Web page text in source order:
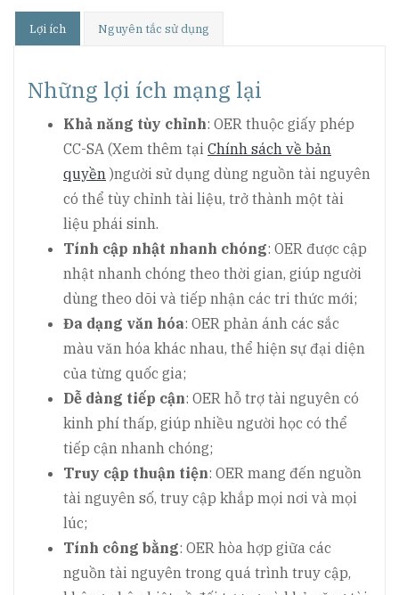
Lợi ích Nguyên tắc sử dụng
Những lợi ích mạng lại
Khả năng tùy chỉnh: OER thuộc giấy phép
CC-SA (Xem thêm tại Chính sách về bản
quyền )người sử dụng dùng nguồn tài nguyên
có thể tùy chỉnh tài liệu, trở thành một tài
liệu phái sinh.
Tính cập nhật nhanh chóng: OER được cập
nhật nhanh chóng theo thời gian, giúp người
dùng theo dõi và tiếp nhận các tri thức mới;
Đa dạng văn hóa: OER phản ánh các sắc
màu văn hóa khác nhau, thể hiện sự đại diện
của từng quốc gia;
Dễ dàng tiếp cận: OER hỗ trợ tài nguyên có
kinh phí thấp, giúp nhiều người học có thể
tiếp cận nhanh chóng;
Truy cập thuận tiện: OER mang đến nguồn
tài nguyên số, truy cập khắp mọi nơi và mọi
lúc;
Tính công bằng: OER hòa hợp giữa các
nguồn tài nguyên trong quá trình truy cập,